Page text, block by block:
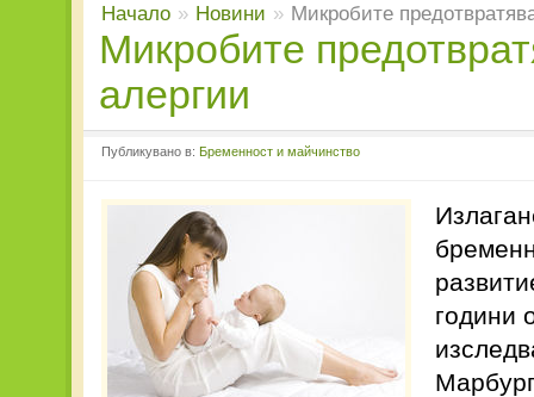
Начало » Новини » Микробите
Микробите предотвратяват
алергии
Публикувано в: Бременност и майчинство
години